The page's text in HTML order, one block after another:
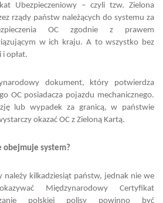
Ubezpieczeniowy – czyli tzw. Zielona
rządy państw należących do systemu za
OC zgodnie z prawem
w ich kraju. A to wszystko bez
opłat.
dokument, który potwierdza
OC posiadacza pojazdu mechanicznego.
lub wypadek za granicą, w państwie
okazać OC z Zieloną Kartą.
obejmuje system?
należy kilkadziesiąt państw, jednak nie we
Międzynarodowy Certyfikat
polskiej polisy powinno być